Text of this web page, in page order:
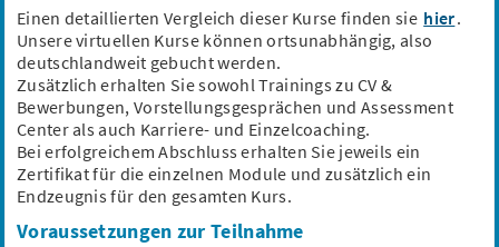
Einen detaillierten Vergleich dieser Kurse finden sie hier.
Unsere virtuellen Kurse können ortsunabhängig, also
deutschlandweit gebucht werden.
Zusätzlich erhalten Sie sowohl Trainings zu CV &
Bewerbungen, Vorstellungsgesprächen und Assessment
Center als auch Karriere- und Einzelcoaching.
Bei erfolgreichem Abschluss erhalten Sie jeweils ein
Zertifikat für die einzelnen Module und zusätzlich ein
Endzeugnis für den gesamten Kurs.
Voraussetzungen zur Teilnahme
Schnellbewerbung
Mediziner, Biologe als Projektmanager -
Klinische Studien (m/w/d)
4TEEN4 Pharmaceuticals GmbH
Hennigsdorf, Brandenburg
Homeoffice möglich
60.000 - 72.000 €/Jahr
Klinische Studien ICH GCP
Risikomanagement
Projektmanagement